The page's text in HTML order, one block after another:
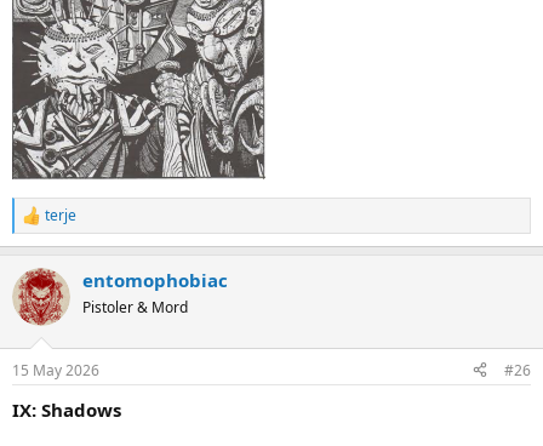
R
e
c
t
i
s
terje
entomophobiac
Pistoler & Mord
15 May 2026 #26
IX: Shadows